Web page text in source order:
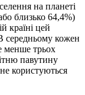
на планеті
близько 64,4%)
країні цей
середньому кожен
менше трьох
павутину
користуються